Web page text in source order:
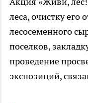
леса, очистку его
лесосеменного
поселков,
проведение
экспозиций,